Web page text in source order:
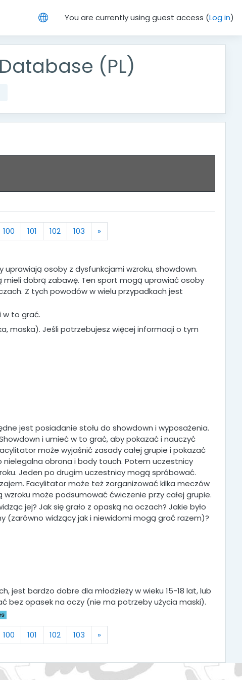
You are currently using guest access (Log in)
(PL)
100 101 102 103 »
osoby z dysfunkcjami wzroku, showdown.
mieli dobrą zabawę. Ten sport mogą uprawiać osoby
Z tych powodów w wielu przypadkach jest
w to grać.
maska). Jeśli potrzebujesz więcej informacji o tym
jest posiadanie stołu do showdown i wyposażenia.
i umieć w to grać, aby pokazać i nauczyć
może wyjaśnić zasady całej grupie i pokazać
nielegalna obrona i body touch. Potem uczestnicy
Jeden po drugim uczestnicy mogą spróbować.
Facylitator może też zorganizować kilka meczów
może podsumować ćwiczenie przy całej grupie.
jej? Jak się grało z opaską na oczach? Jakie było
(zarówno widzący jak i niewidomi mogą grać razem)?
jest bardzo dobre dla młodzieży w wieku 15-18 lat, lub
bez opasek na oczy (nie ma potrzeby użycia maski).
100 101 102 103 »